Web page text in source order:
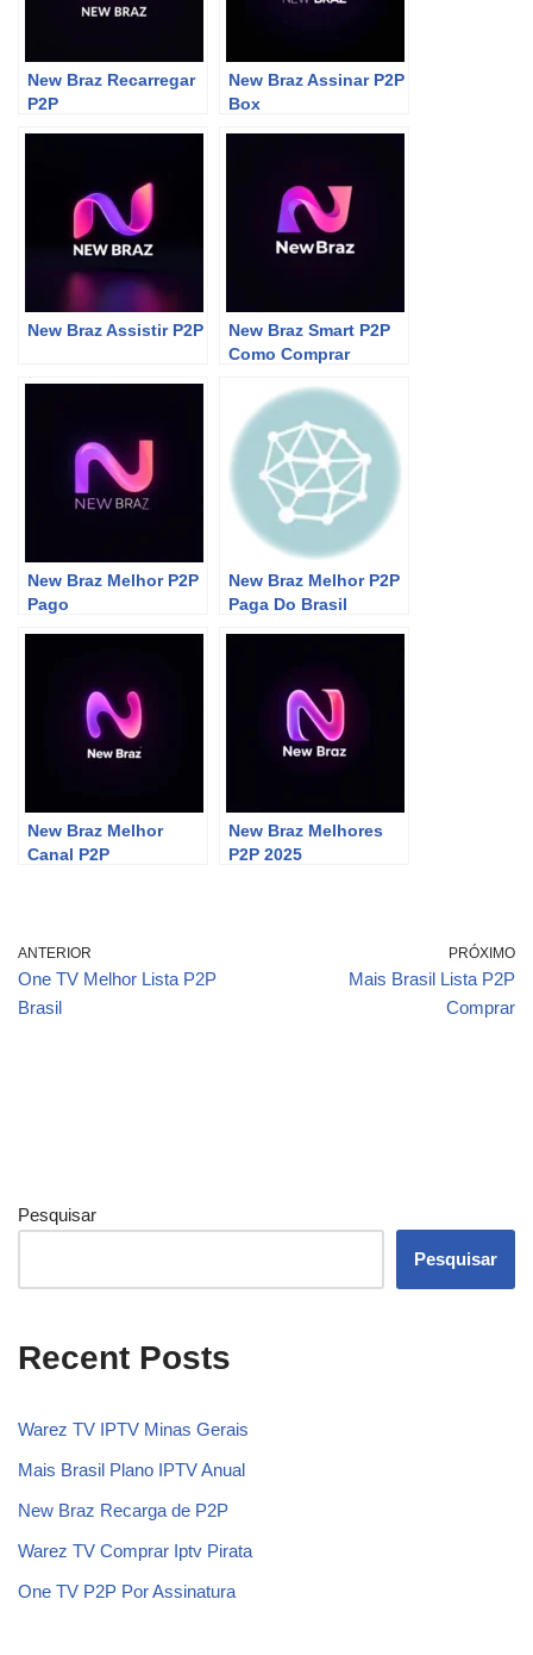
New Braz Recarregar
P2P
New Braz Assinar P2P
Box
New Braz Assistir P2P
New Braz Smart P2P
Como Comprar
New Braz Melhor P2P
Pago
New Braz Melhor P2P
Paga Do Brasil
New Braz Melhor
Canal P2P
New Braz Melhores
P2P 2025
ANTERIOR
One TV Melhor Lista P2P
Brasil
PRÓXIMO
Mais Brasil Lista P2P
Comprar
Pesquisar
Pesquisar
Recent Posts
Warez TV IPTV Minas Gerais
Mais Brasil Plano IPTV Anual
New Braz Recarga de P2P
Warez TV Comprar Iptv Pirata
One TV P2P Por Assinatura